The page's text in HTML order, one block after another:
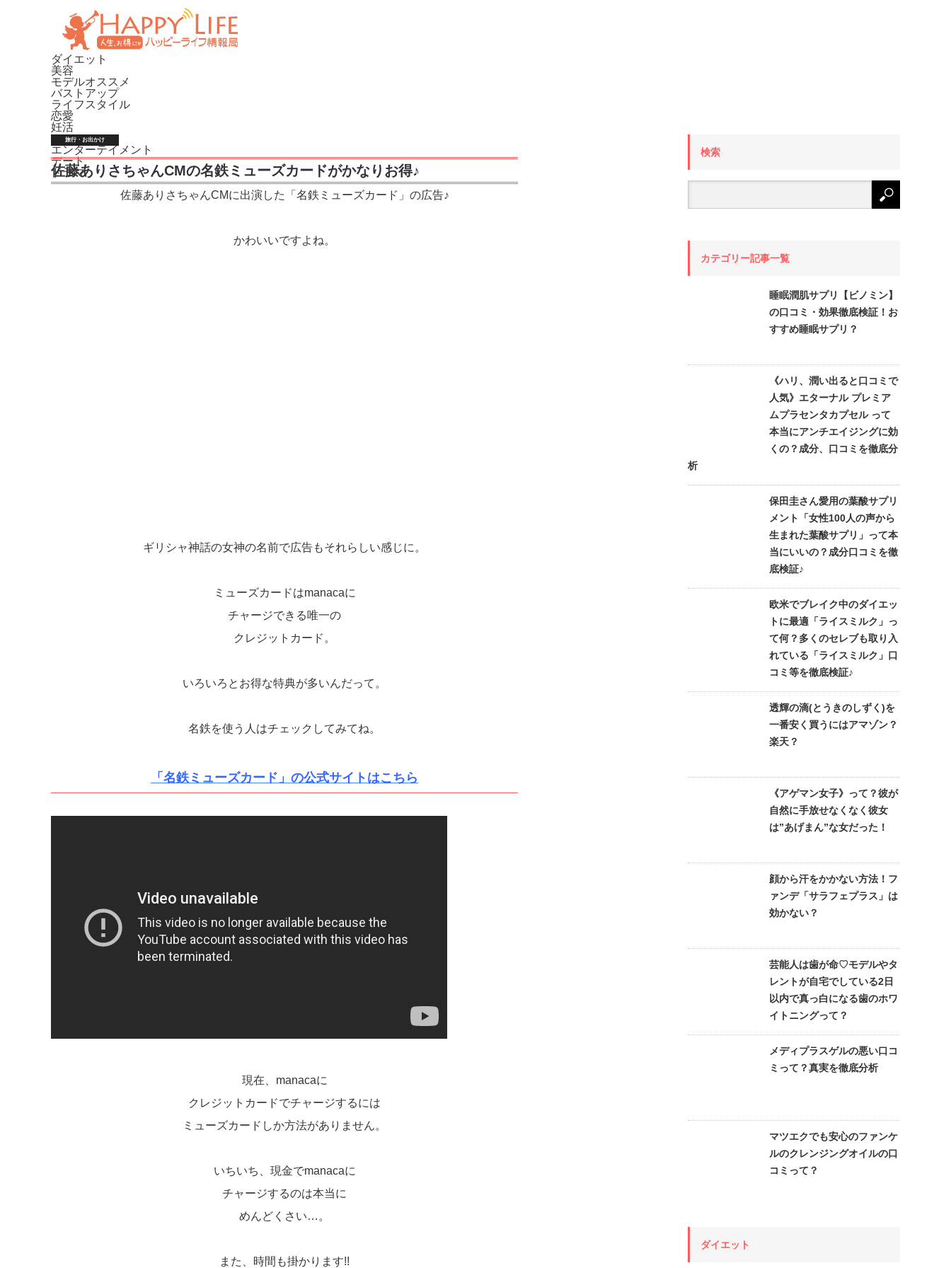
ダイエット
美容
モデルオススメ
バストアップ
ライフスタイル
恋愛
妊活
ファッション
エンターテイメント
デート
ドラマ
旅行・お出かけ
佐藤ありさちゃんCMの名鉄ミューズカードがかなりお得♪
佐藤ありさちゃんCMに出演した「名鉄ミューズカード」の広告♪
かわいいですよね。
ギリシャ神話の女神の名前で広告もそれらしい感じに。
ミューズカードはmanacaに
チャージできる唯一の
クレジットカード。
いろいろとお得な特典が多いんだって。
名鉄を使う人はチェックしてみてね。
「名鉄ミューズカード」の公式サイトはこちら
現在、manacaに
クレジットカードでチャージするには
ミューズカードしか方法がありません。
いちいち、現金でmanacaに
チャージするのは本当に
めんどくさい…。
また、時間も掛かります!!
検索
カテゴリー記事一覧
睡眠潤肌サプリ【ビノミン】
の口コミ・効果徹底検証！お
すすめ睡眠サプリ？
《ハリ、潤い出ると口コミで
人気》エターナル プレミア
ムプラセンタカプセル って
本当にアンチエイジングに効
くの？成分、口コミを徹底分
析
保田圭さん愛用の葉酸サプリ
メント「女性100人の声から
生まれた葉酸サプリ」って本
当にいいの？成分口コミを徹
底検証♪
欧米でブレイク中のダイエッ
トに最適「ライスミルク」っ
て何？多くのセレブも取り入
れている「ライスミルク」口
コミ等を徹底検証♪
透輝の滴(とうきのしずく)を
一番安く買うにはアマゾン？
楽天？
《アゲマン女子》って？彼が
自然に手放せなくなく彼女
は”あげまん”な女だった！
顔から汗をかかない方法！フ
ァンデ「サラフェプラス」は
効かない？
芸能人は歯が命♡モデルやタ
レントが自宅でしている2日
以内で真っ白になる歯のホワ
イトニングって？
メディプラスゲルの悪い口コ
ミって？真実を徹底分析
マツエクでも安心のファンケ
ルのクレンジングオイルの口
コミって？
ダイエット